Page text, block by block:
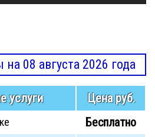
08 августа 2026 года
услуги Цена руб.
Бесплатно